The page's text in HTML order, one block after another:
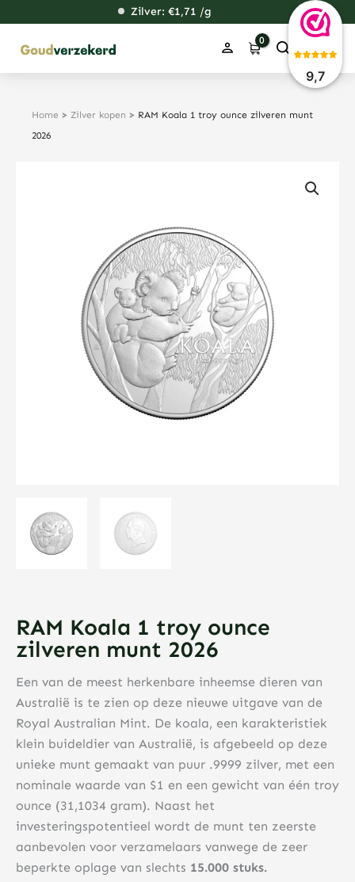
9,7
inhoud
118,20
Zilver: €1,71 /g
48,25
38,31
Home > Zilver kopen > RAM Koala 1 troy ounce zilveren munt
2026
RAM Koala 1 troy ounce
zilveren munt 2026
Een van de meest herkenbare inheemse dieren van
Australië is te zien op deze nieuwe uitgave van de
Royal Australian Mint. De koala, een karakteristiek
klein buideldier van Australië, is afgebeeld op deze
unieke munt gemaakt van puur .9999 zilver, met een
nominale waarde van $1 en een gewicht van één troy
ounce (31,1034 gram). Naast het
investeringspotentieel wordt de munt ten zeerste
aanbevolen voor verzamelaars vanwege de zeer
beperkte oplage van slechts 15.000 stuks.